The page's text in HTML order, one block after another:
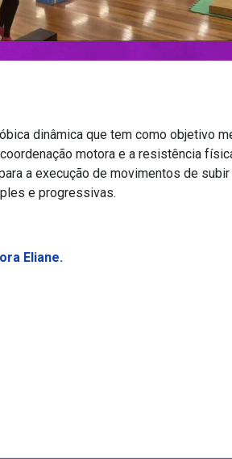
dinâmica que tem como objetivo
motora e a resistência
a execução de movimentos de
e progressivas.
Eliane.